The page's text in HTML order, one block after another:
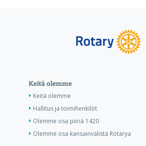
Keitä olemme
Keitä olemme
Hallitus ja toimihenkilöt
Olemme osa piiriä 1420
Olemme osa kansainvälistä Rotarya